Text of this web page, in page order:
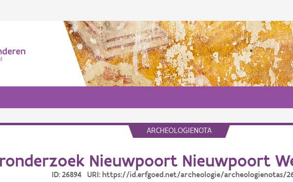
ARCHEOLOGIENOTA
Nieuwpoort Nieuwpoort
ID: 26894 URI: https://id.erfgoed.net/archeologie/archeologienotas/